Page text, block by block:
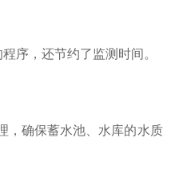
序，还节约了监测时间。
，确保蓄水池、水库的水质